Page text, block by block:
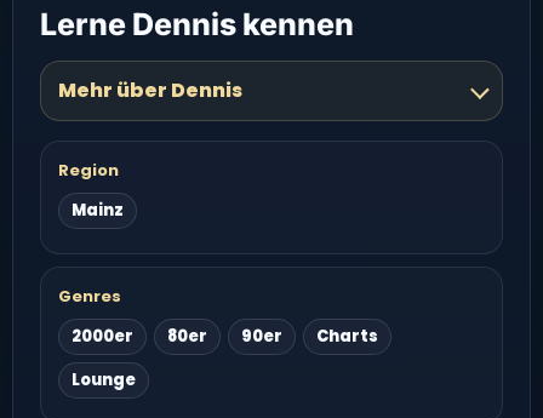
Lerne Dennis kennen
Mehr über Dennis
Region
Mainz
Genres
2000er
80er 90er
Charts
Lounge